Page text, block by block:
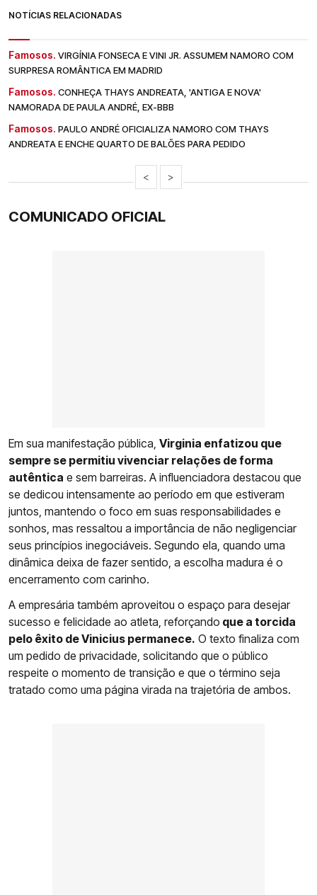
NOTÍCIAS RELACIONADAS
Famosos. VIRGÍNIA FONSECA E VINI JR. ASSUMEM NAMORO COM
SURPRESA ROMÂNTICA EM MADRID
Famosos. CONHEÇA THAYS ANDREATA, 'ANTIGA E NOVA'
NAMORADA DE PAULA ANDRÉ, EX-BBB
Famosos. PAULO ANDRÉ OFICIALIZA NAMORO COM THAYS
ANDREATA E ENCHE QUARTO DE BALÕES PARA PEDIDO
< >
COMUNICADO OFICIAL
Em sua manifestação pública, Virginia enfatizou que
sempre se permitiu vivenciar relações de forma
autêntica e sem barreiras. A influenciadora destacou que
se dedicou intensamente ao período em que estiveram
juntos, mantendo o foco em suas responsabilidades e
sonhos, mas ressaltou a importância de não negligenciar
seus princípios inegociáveis. Segundo ela, quando uma
dinâmica deixa de fazer sentido, a escolha madura é o
encerramento com carinho.
A empresária também aproveitou o espaço para desejar
sucesso e felicidade ao atleta, reforçando que a torcida
pelo êxito de Vinicius permanece. O texto finaliza com
um pedido de privacidade, solicitando que o público
respeite o momento de transição e que o término seja
tratado como uma página virada na trajetória de ambos.